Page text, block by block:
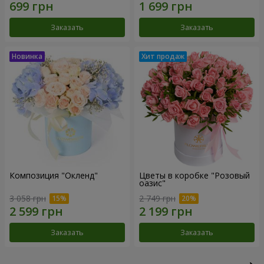
Заказать Заказать
Композиция "Окленд"
3 058 грн
Заказать
Цветы в коробке "Розовый
оазис"
2 749 грн
Заказать